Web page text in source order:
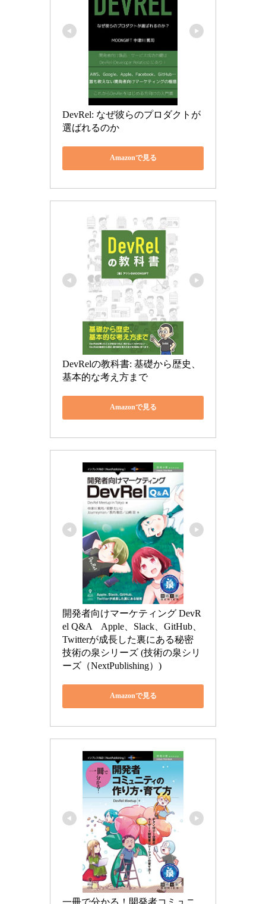
DevRel: なぜ彼らのプロダクトが
選ばれるのか
Amazonで見る
DevRelの教科書: 基礎から歴史、
基本的な考え方まで
Amazonで見る
開発者向けマーケティング DevR
el Q&A　Apple、Slack、GitHub、
Twitterが成長した裏にある秘密
技術の泉シリーズ (技術の泉シリ
ーズ（NextPublishing）)
Amazonで見る
一冊で分かる！開発者コミュニ